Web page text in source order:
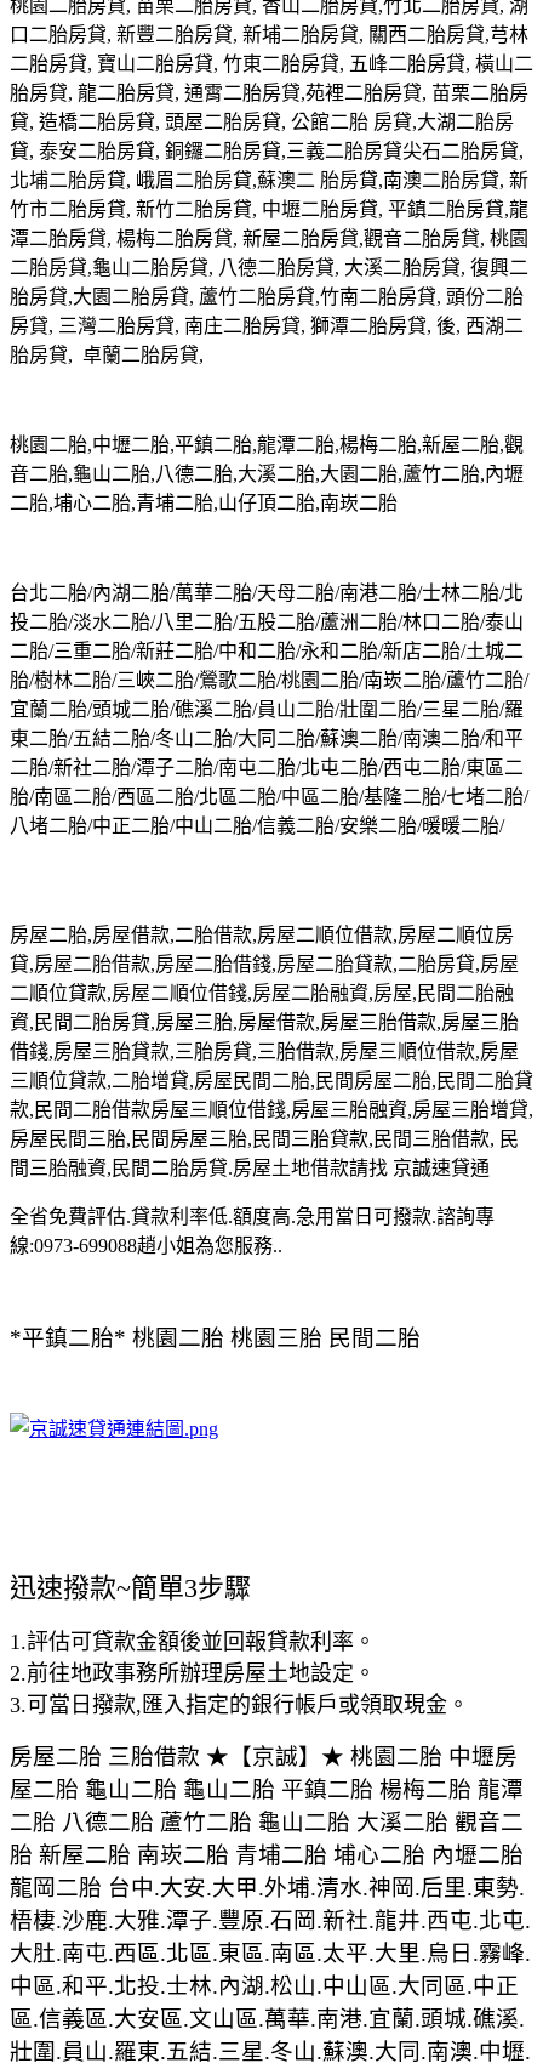
桃園二胎房貸, 苗栗二胎房貸, 香山二胎房貸,竹北二胎房貸, 湖
口二胎房貸, 新豐二胎房貸, 新埔二胎房貸, 關西二胎房貸,芎林
二胎房貸, 寶山二胎房貸, 竹東二胎房貸, 五峰二胎房貸, 橫山二
胎房貸, 龍二胎房貸, 通霄二胎房貸,苑裡二胎房貸, 苗栗二胎房
貸, 造橋二胎房貸, 頭屋二胎房貸, 公館二胎 房貸,大湖二胎房
貸, 泰安二胎房貸, 銅鑼二胎房貸,三義二胎房貸尖石二胎房貸,
北埔二胎房貸, 峨眉二胎房貸,蘇澳二 胎房貸,南澳二胎房貸, 新
竹市二胎房貸, 新竹二胎房貸, 中壢二胎房貸, 平鎮二胎房貸,龍
潭二胎房貸, 楊梅二胎房貸, 新屋二胎房貸,觀音二胎房貸, 桃園
二胎房貸,龜山二胎房貸, 八德二胎房貸, 大溪二胎房貸, 復興二
胎房貸,大園二胎房貸, 蘆竹二胎房貸,竹南二胎房貸, 頭份二胎
房貸, 三灣二胎房貸, 南庄二胎房貸, 獅潭二胎房貸, 後, 西湖二
胎房貸, 卓蘭二胎房貸,
桃園二胎,中壢二胎,平鎮二胎,龍潭二胎,楊梅二胎,新屋二胎,觀
音二胎,龜山二胎,八德二胎,大溪二胎,大園二胎,蘆竹二胎,內壢
二胎,埔心二胎,青埔二胎,山仔頂二胎,南崁二胎
台北二胎/內湖二胎/萬華二胎/天母二胎/南港二胎/士林二胎/北
投二胎/淡水二胎/八里二胎/五股二胎/蘆洲二胎/林口二胎/泰山
二胎/三重二胎/新莊二胎/中和二胎/永和二胎/新店二胎/土城二
胎/樹林二胎/三峽二胎/鶯歌二胎/桃園二胎/南崁二胎/蘆竹二胎/
宜蘭二胎/頭城二胎/礁溪二胎/員山二胎/壯圍二胎/三星二胎/羅
東二胎/五結二胎/冬山二胎/大同二胎/蘇澳二胎/南澳二胎/和平
二胎/新社二胎/潭子二胎/南屯二胎/北屯二胎/西屯二胎/東區二
胎/南區二胎/西區二胎/北區二胎/中區二胎/基隆二胎/七堵二胎/
八堵二胎/中正二胎/中山二胎/信義二胎/安樂二胎/暖暖二胎/
房屋二胎,房屋借款,二胎借款,房屋二順位借款,房屋二順位房
貸,房屋二胎借款,房屋二胎借錢,房屋二胎貸款,二胎房貸,房屋
二順位貸款,房屋二順位借錢,房屋二胎融資,房屋,民間二胎融
資,民間二胎房貸,房屋三胎,房屋借款,房屋三胎借款,房屋三胎
借錢,房屋三胎貸款,三胎房貸,三胎借款,房屋三順位借款,房屋
三順位貸款,二胎增貸,房屋民間二胎,民間房屋二胎,民間二胎貸
款,民間二胎借款房屋三順位借錢,房屋三胎融資,房屋三胎增貸,
房屋民間三胎,民間房屋三胎,民間三胎貸款,民間三胎借款, 民
間三胎融資,民間二胎房貸.房屋土地借款請找 京誠速貸通
全省免費評估.貸款利率低.額度高.急用當日可撥款.諮詢專
線:0973-699088趙小姐為您服務..
*平鎮二胎* 桃園二胎 桃園三胎 民間二胎
迅速撥款~簡單3步驟
1.評估可貸款金額後並回報貸款利率。
2.前往地政事務所辦理房屋土地設定。
3.可當日撥款,匯入指定的銀行帳戶或領取現金。
房屋二胎 三胎借款 ★【京誠】★ 桃園二胎 中壢房
屋二胎 龜山二胎 龜山二胎 平鎮二胎 楊梅二胎 龍潭
二胎 八德二胎 蘆竹二胎 龜山二胎 大溪二胎 觀音二
胎 新屋二胎 南崁二胎 青埔二胎 埔心二胎 內壢二胎
龍岡二胎 台中.大安.大甲.外埔.清水.神岡.后里.東勢.
梧棲.沙鹿.大雅.潭子.豐原.石岡.新社.龍井.西屯.北屯.
大肚.南屯.西區.北區.東區.南區.太平.大里.烏日.霧峰.
中區.和平.北投.士林.內湖.松山.中山區.大同區.中正
區.信義區.大安區.文山區.萬華.南港.宜蘭.頭城.礁溪.
壯圍.員山.羅東.五結.三星.冬山.蘇澳.大同.南澳.中壢.